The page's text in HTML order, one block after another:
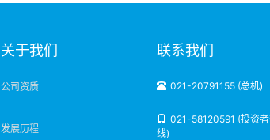
关于我们
公司资质
发展历程
联系我们
021-20791155 (总机)
021-58120591 (投资
线)